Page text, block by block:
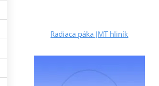
Radiaca páka JMT hliník